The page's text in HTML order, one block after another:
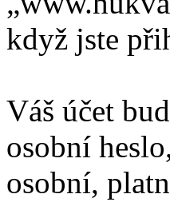
když jste
Váš účet
osobní
osobní,